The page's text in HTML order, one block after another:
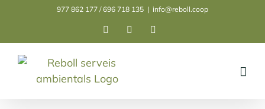
977 862 177 / 696 718 135 | info@reboll.coop
FacebookInstagram